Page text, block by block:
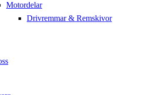
Motordelar
Drivremmar & Remskivor